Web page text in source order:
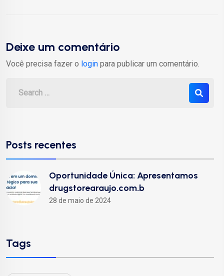
Deixe um comentário
Você precisa fazer o login para publicar um comentário.
Posts recentes
Oportunidade Única: Apresentamos
drugstorearaujo.com.b
28 de maio de 2024
Tags